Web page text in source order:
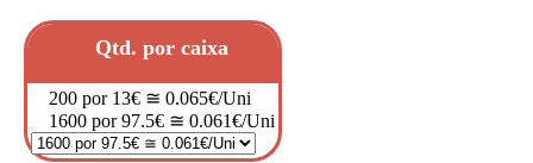
Qtd. por caixa
200 por 13€ ≅ 0.065€/Uni
1600 por 97.5€ ≅ 0.061€/Uni